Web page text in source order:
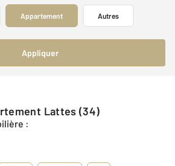
Appartement Autres
Appliquer
Lattes (34)
: